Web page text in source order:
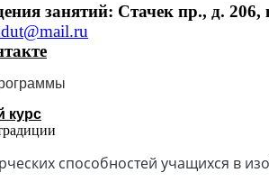
занятий: Стачек пр., д. 206,
курс
способностей учащихся в